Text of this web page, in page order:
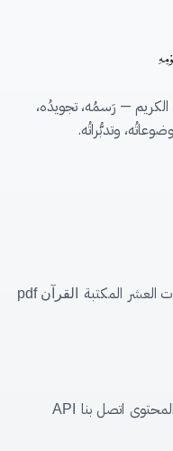
— رَسمُه، تجويدُه،
وتدبُّراتُه.
العشر المكتبة القرآن pdf
اتصل بنا
API